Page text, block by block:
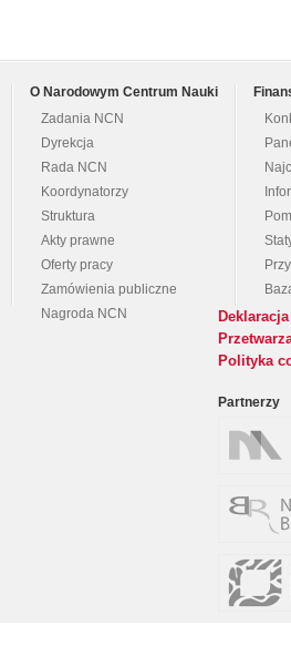
O Narodowym Centrum Nauki
Zadania NCN
Dyrekcja
Rada NCN
Koordynatorzy
Struktura
Akty prawne
Oferty pracy
Zamówienia publiczne
Nagroda NCN
Polityka
Partnerzy